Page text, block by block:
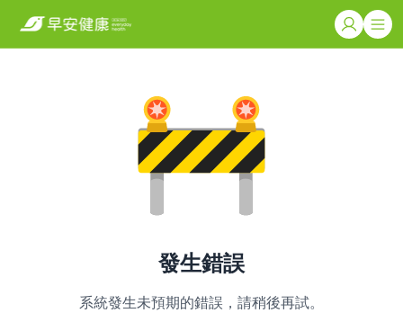
發生錯誤
系統發生未預期的錯誤，請稍後再試。